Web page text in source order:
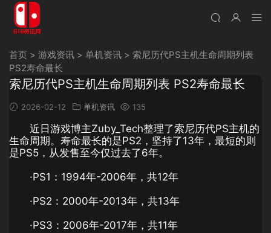
首页 > 游戏资讯 > 单机资讯 > 索尼历代PS主机生命周期列表
PS2寿命最长
索尼历代PS主机生命周期列表 PS2寿命最长
2026-02-12 单机资讯 135
近日游戏博主Zuby_Tech整理了索尼历代PS主机的
生命周期。寿命最长的是PS2，坚持了13年，最短的则
是PS5，从发售至今仅过去了6年。
·PS1：1994年-2006年，共12年
·PS2：2000年-2013年，共13年
·PS3：2006年-2017年，共11年